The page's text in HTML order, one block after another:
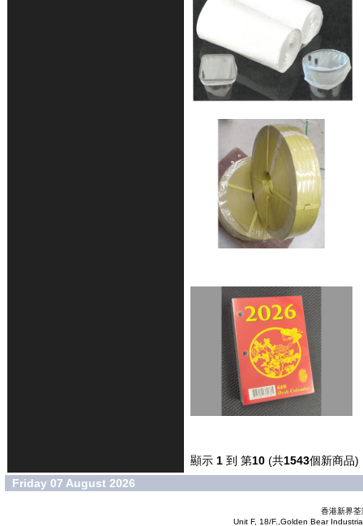
顯示 1 到 第10 (共1543個新商品)
Friday 07 August 2026
香港新界
Unit F, 18/F.,Golden Bear